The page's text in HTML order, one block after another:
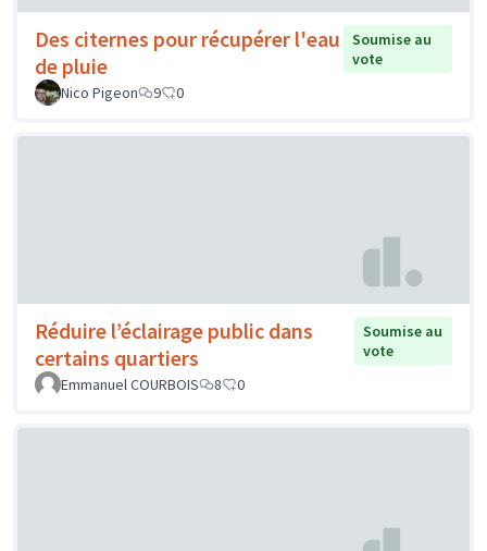
Des citernes pour récupérer l'eau
de pluie
Soumise au
vote
Nico Pigeon
9 0
Réduire l’éclairage public dans
certains quartiers
Soumise au
vote
Emmanuel COURBOIS
8 0